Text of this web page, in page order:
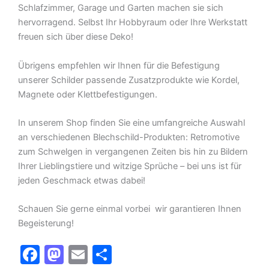
Schlafzimmer, Garage und Garten machen sie sich
hervorragend. Selbst Ihr Hobbyraum oder Ihre Werkstatt
freuen sich über diese Deko!
Übrigens empfehlen wir Ihnen für die Befestigung
unserer Schilder passende Zusatzprodukte wie Kordel,
Magnete oder Klettbefestigungen.
In unserem Shop finden Sie eine umfangreiche Auswahl
an verschiedenen Blechschild-Produkten: Retromotive
zum Schwelgen in vergangenen Zeiten bis hin zu Bildern
Ihrer Lieblingstiere und witzige Sprüche – bei uns ist für
jeden Geschmack etwas dabei!
Schauen Sie gerne einmal vorbei  wir garantieren Ihnen
Begeisterung!
F
M E